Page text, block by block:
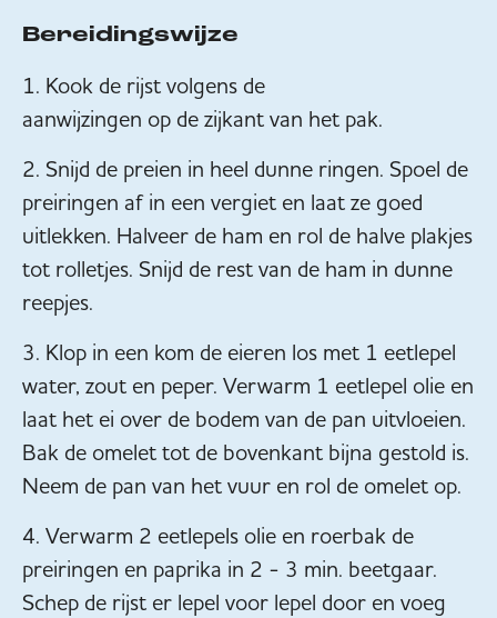
Bereidingswijze
Kook de rijst volgens de
aanwijzingen op de zijkant van het pak.
Snijd de preien in heel dunne ringen. Spoel de
preiringen af in een vergiet en laat ze goed
uitlekken. Halveer de ham en rol de halve plakjes
tot rolletjes. Snijd de rest van de ham in dunne
reepjes.
Klop in een kom de eieren los met 1 eetlepel
water, zout en peper. Verwarm 1 eetlepel olie en
laat het ei over de bodem van de pan uitvloeien.
Bak de omelet tot de bovenkant bijna gestold is.
Neem de pan van het vuur en rol de omelet op.
Verwarm 2 eetlepels olie en roerbak de
preiringen en paprika in 2 - 3 min. beetgaar.
Schep de rijst er lepel voor lepel door en voeg